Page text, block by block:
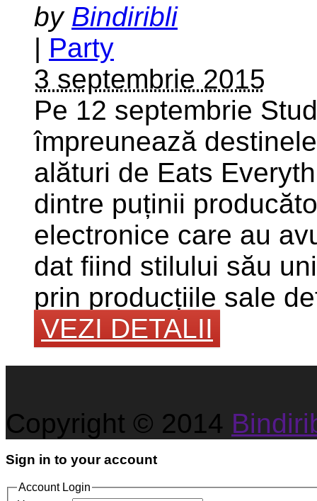
by Bindiribli
| Party
3 septembrie 2015
Pe 12 septembrie
împreunează
alături de Eats
dintre puținii
electronice care au
dat fiind stilului său
prin producțiile sale
VEZI DETALII
Copyright © 2014
Sign in to your account
Account Login